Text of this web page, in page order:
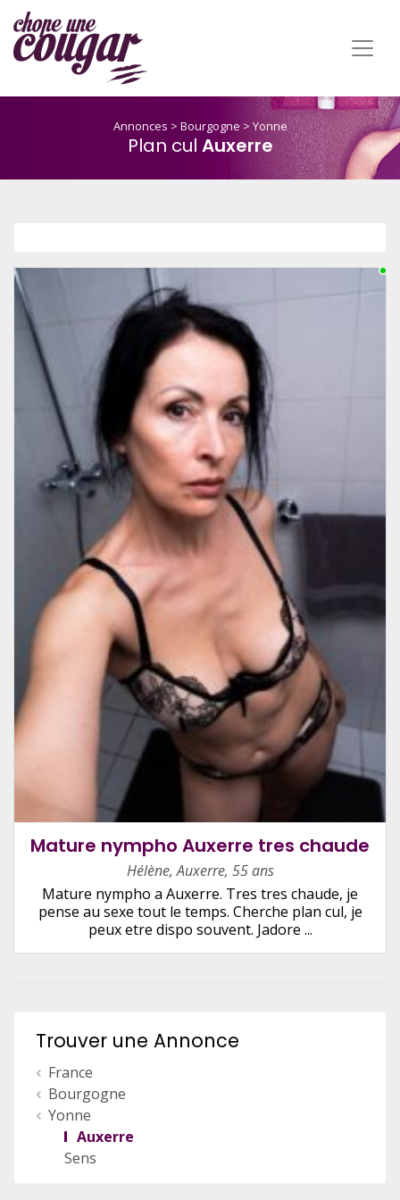
Annonces > Bourgogne > Yonne
Plan cul Auxerre
Mature nympho Auxerre tres chaude
Hélène,Auxerre, 55 ans
Mature nympho a Auxerre. Tres tres chaude, je
pense au sexe tout le temps. Cherche plan cul, je
peux etre dispo souvent. Jadore ...
Trouver une Annonce
France
Bourgogne
Yonne
Auxerre
Sens